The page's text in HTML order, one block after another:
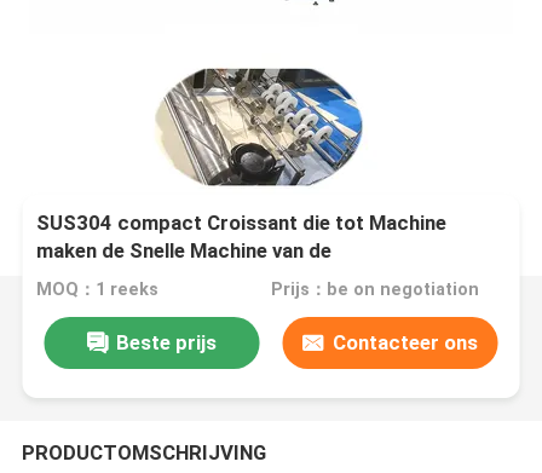
SUS304 compact Croissant die tot Machine
maken de Snelle Machine van de
Croissantlaminering
MOQ：1 reeks Prijs：be on negotiation
Beste prijs Contacteer ons
PRODUCTOMSCHRIJVING